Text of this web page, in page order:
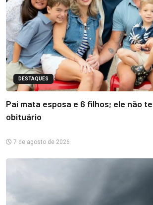
DESTAQUES
Pai mata esposa e 6 filhos; ele não
obituário
7 de agosto de 2026